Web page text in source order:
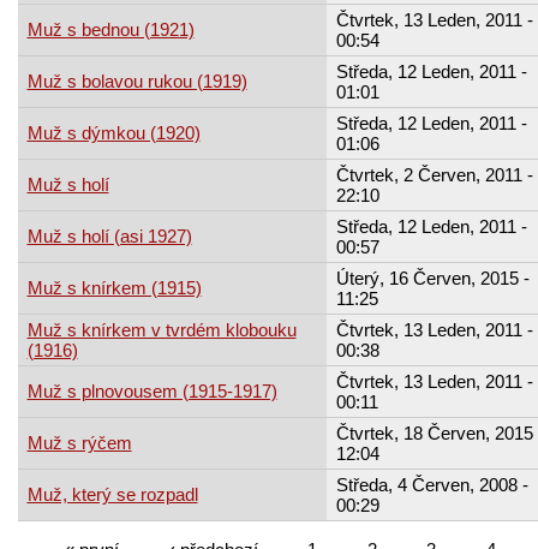
Muž s bednou (1921)
Čtvrtek, 13 Leden, 2011 -
00:54
Muž s bolavou rukou (1919)
Středa, 12 Leden, 2011 -
01:01
Muž s dýmkou (1920)
Středa, 12 Leden, 2011 -
01:06
Muž s holí
Čtvrtek, 2 Červen, 2011 -
22:10
Muž s holí (asi 1927)
Středa, 12 Leden, 2011 -
00:57
Muž s knírkem (1915)
Úterý, 16 Červen, 2015 -
11:25
Muž s knírkem v tvrdém klobouku
(1916)
Čtvrtek, 13 Leden, 2011 -
00:38
Muž s plnovousem (1915-1917)
Čtvrtek, 13 Leden, 2011 -
00:11
Muž s rýčem
Čtvrtek, 18 Červen, 2015
12:04
Muž, který se rozpadl
Středa, 4 Červen, 2008 -
00:29